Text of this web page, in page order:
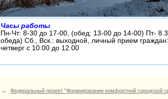
Часы работы
Пн-Чт: 8-30 до 17-00, (обед: 13-00 до 14-00) Пт-
обеда) Сб., Вск.: выходной, личный прием
четверг с 10.00 до 12.00
→ Федеральный проект "Формирование комфортной городской